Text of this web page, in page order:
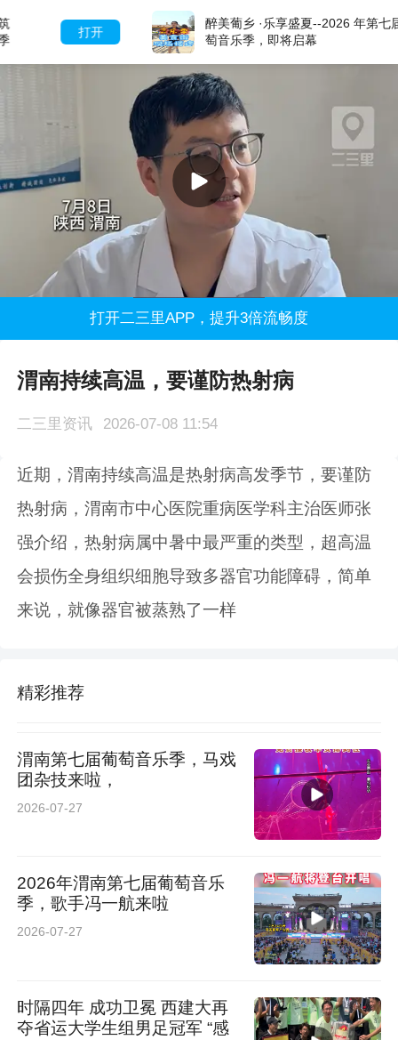
打开
醉美葡乡 ·乐享盛夏--2026 年第七届葡
萄音乐季，即将启幕
打开二三里APP，提升3倍流畅度
渭南持续高温，要谨防热射病
二三里资讯 2026-07-08 11:54
近期，渭南持续高温是热射病高发季节，要谨防
热射病，渭南市中心医院重病医学科主治医师张
强介绍，热射病属中暑中最严重的类型，超高温
会损伤全身组织细胞导致多器官功能障碍，简单
来说，就像器官被蒸熟了一样
精彩推荐
渭南第七届葡萄音乐季，马戏
团杂技来啦，
2026-07-27
2026年渭南第七届葡萄音乐
季，歌手冯一航来啦
2026-07-27
时隔四年 成功卫冕 西建大再
夺省运大学生组男足冠军 “感